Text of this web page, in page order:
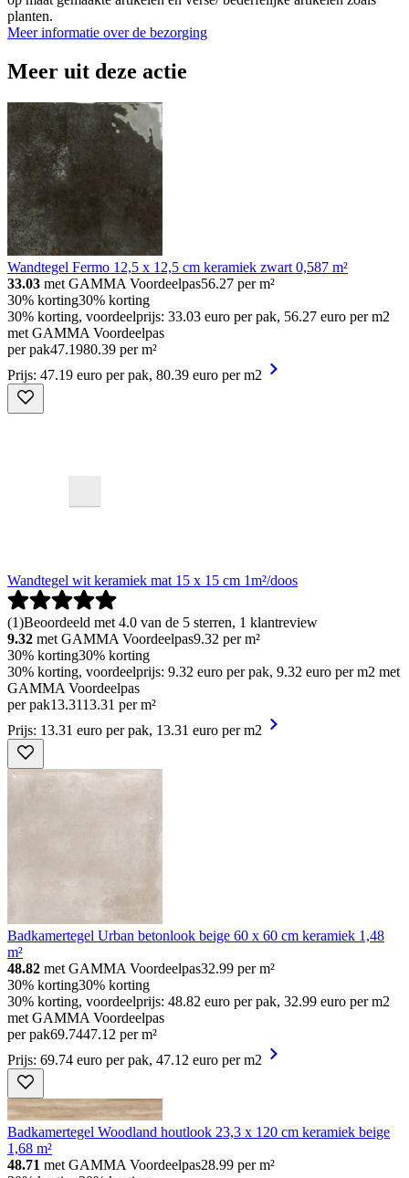
planten.
Meer informatie over de bezorging
Meer uit deze actie
Wandtegel Fermo 12,5 x 12,5 cm keramiek zwart 0,587 m²
33.03 met GAMMA Voordeelpas56.27 per m²
30% korting30% korting
30% korting, voordeelprijs: 33.03 euro per pak, 56.27 euro per m2
met GAMMA Voordeelpas
per pak47.1980.39 per m²
Prijs: 47.19 euro per pak, 80.39 euro per m2
Wandtegel wit keramiek mat 15 x 15 cm 1m²/doos
(1)Beoordeeld met 4.0 van de 5 sterren, 1 klantreview
9.32 met GAMMA Voordeelpas9.32 per m²
30% korting30% korting
30% korting, voordeelprijs: 9.32 euro per pak, 9.32 euro per m2 met
GAMMA Voordeelpas
per pak13.3113.31 per m²
Prijs: 13.31 euro per pak, 13.31 euro per m2
Badkamertegel Urban betonlook beige 60 x 60 cm keramiek 1,48
m²
48.82 met GAMMA Voordeelpas32.99 per m²
30% korting30% korting
30% korting, voordeelprijs: 48.82 euro per pak, 32.99 euro per m2
met GAMMA Voordeelpas
per pak69.7447.12 per m²
Prijs: 69.74 euro per pak, 47.12 euro per m2
Badkamertegel Woodland houtlook 23,3 x 120 cm keramiek beige
1,68 m²
48.71 met GAMMA Voordeelpas28.99 per m²